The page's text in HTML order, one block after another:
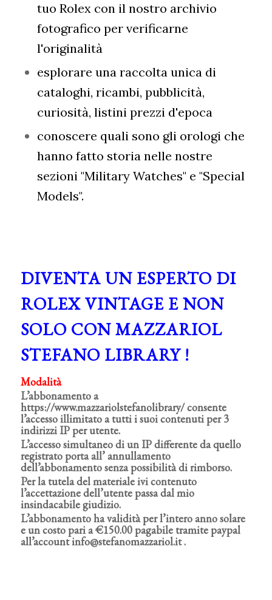
tuo Rolex con il nostro archivio
fotografico per verificarne
l'originalità
esplorare una raccolta unica di
cataloghi, ricambi, pubblicità,
curiosità, listini prezzi d'epoca
conoscere quali sono gli orologi che
hanno fatto storia nelle nostre
sezioni "Military Watches" e "Special
Models".
DIVENTA UN ESPERTO DI
ROLEX VINTAGE E NON
SOLO CON MAZZARIOL
STEFANO LIBRARY !
Modalità
L’abbonamento a
https://www.mazzariolstefanolibrary/ consente
l’accesso illimitato a tutti i suoi contenuti per 3
indirizzi IP per utente.
L’accesso simultaneo di un IP differente da quello
registrato porta all’ annullamento
dell’abbonamento senza possibilità di rimborso.
Per la tutela del materiale ivi contenuto
l’accettazione dell’utente passa dal mio
insindacabile giudizio.
L’abbonamento ha validità per l’intero anno solare
e un costo pari a €150.00 pagabile tramite paypal
all’account info@stefanomazzariol.it .